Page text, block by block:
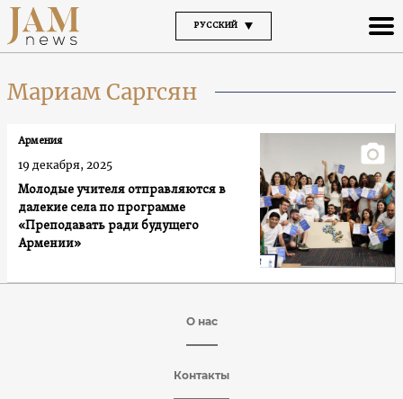
РУССКИЙ
Мариам Саргсян
Молодые учителя отправляются в
далекие села по программе
«Преподавать ради будущего
Армении»
Армения
19 декабря, 2025
О нас
Контакты